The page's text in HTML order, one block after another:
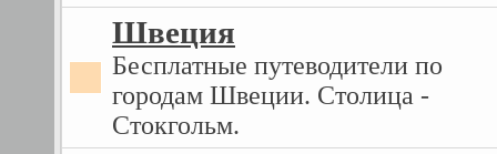
Швеция
Бесплатные путеводители по
городам Швеции. Столица -
Стокгольм.